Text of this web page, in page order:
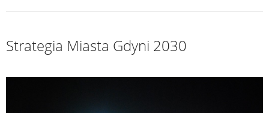
Strategia Miasta Gdyni 2030